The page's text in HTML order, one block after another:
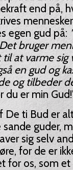
end på,
egen gud på:
bruger
at varme
en gud og
og tilbeder
du er min
De ti Bud er
guder,
sig selv
for de er
for os, som